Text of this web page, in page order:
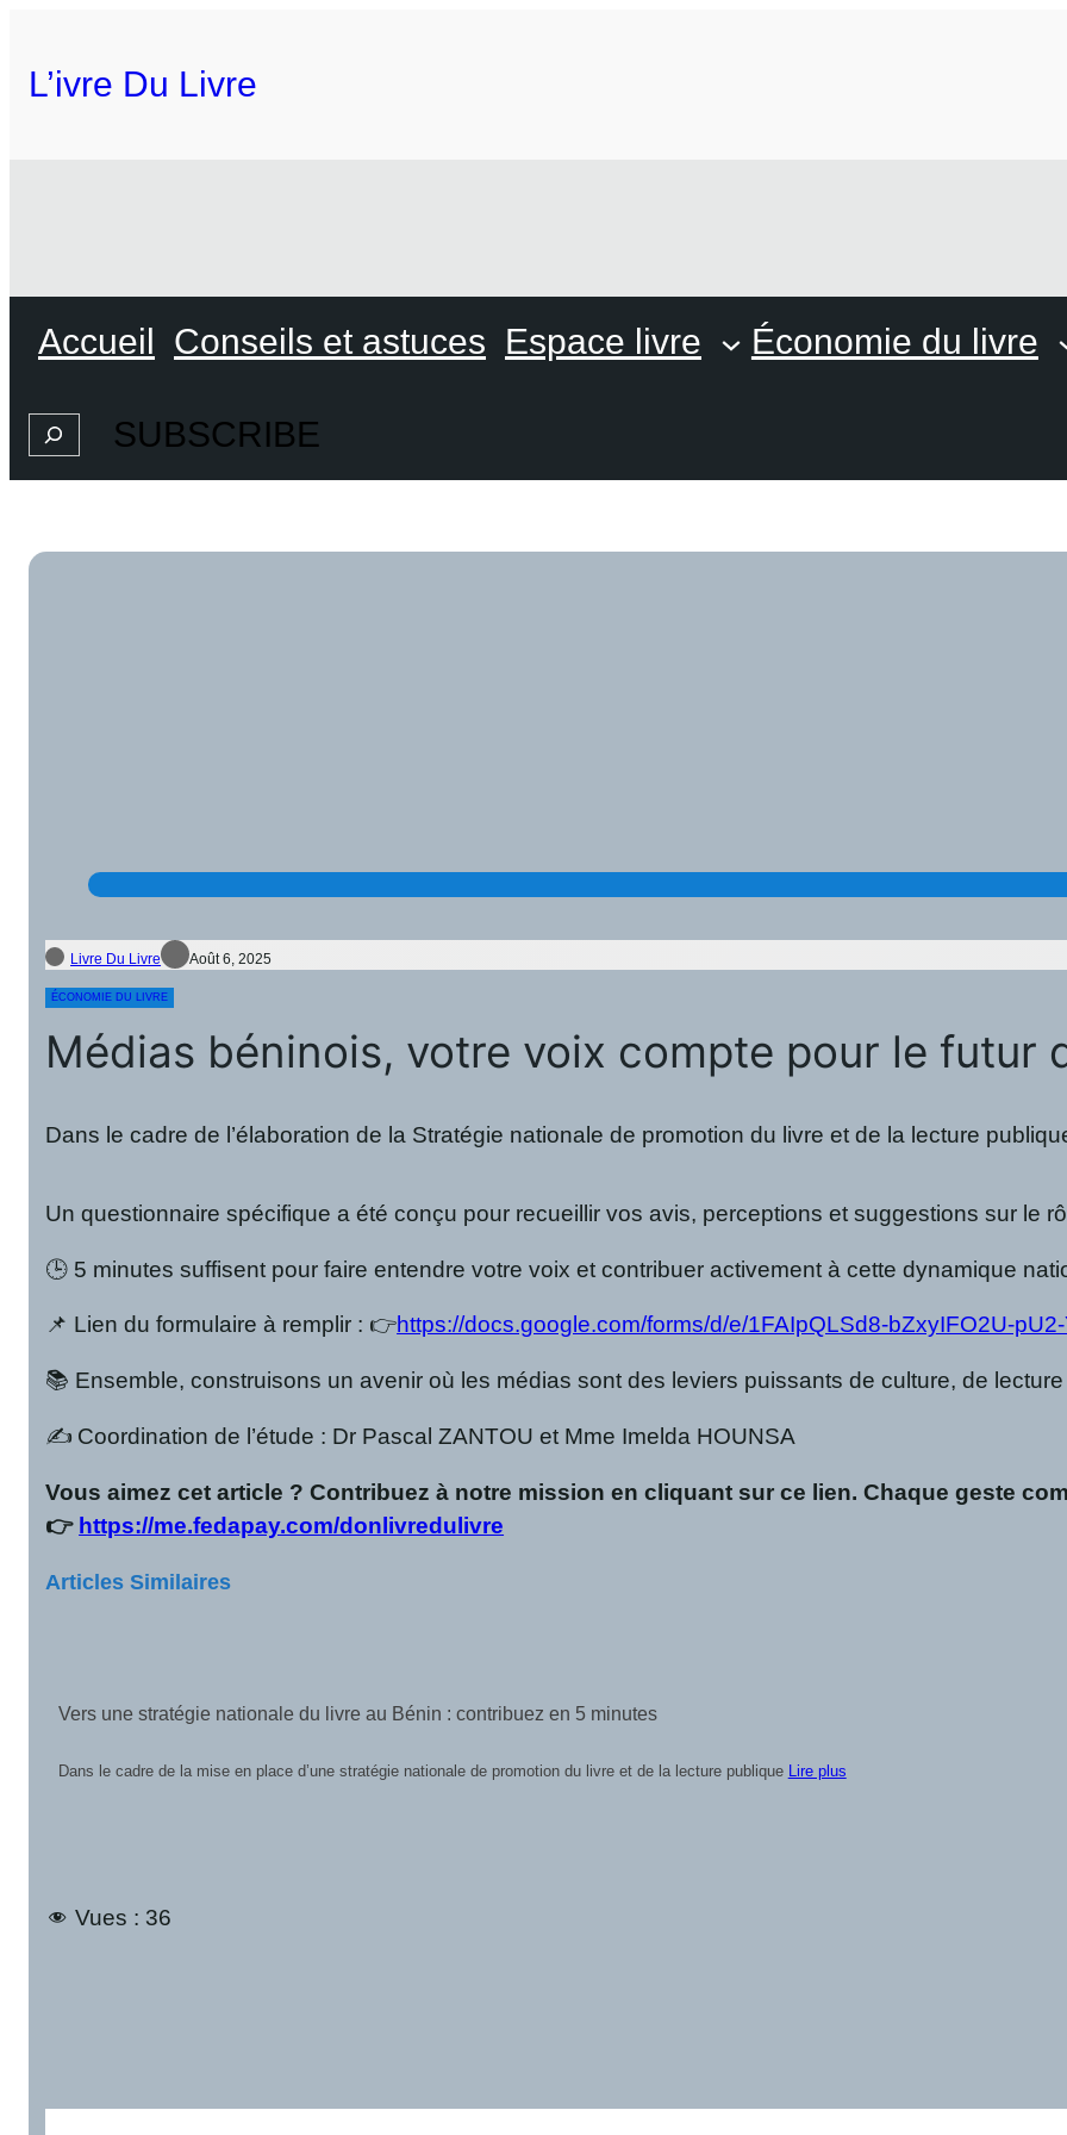
L’ivre Du Livre
Accueil Conseils et astuces Espace livre Économie du livre
SearchSUBSCRIBE
Livre Du Livre Août 6, 2025
ÉCONOMIE DU LIVRE
Médias béninois, votre voix compte pour le futur
Dans le cadre de l’élaboration de la Stratégie nationale de promotion du livre et de la lecture
Un questionnaire spécifique a été conçu pour recueillir vos avis, perceptions et suggestions sur le
🕒 5 minutes suffisent pour faire entendre votre voix et contribuer activement à cette dynamique
📌 Lien du formulaire à remplir : 👉https://docs.google.com/forms/d/e/1FAIpQLSd8-bZxyIFO2U-
📚 Ensemble, construisons un avenir où les médias sont des leviers puissants de culture, de
✍️ Coordination de l’étude : Dr Pascal ZANTOU et Mme Imelda HOUNSA
Vous aimez cet article ? Contribuez à notre mission en cliquant sur ce lien. Chaque geste
👉 https://me.fedapay.com/donlivredulivre
Articles Similaires
Marché du livre béninois en 2025 : ce que révèlent les 309 livres publiés
Les statistiques racontent souvent ce que les impressions ne permettent pas de voir. Dans le secteur du livre, elles révèlent
Vues : 36